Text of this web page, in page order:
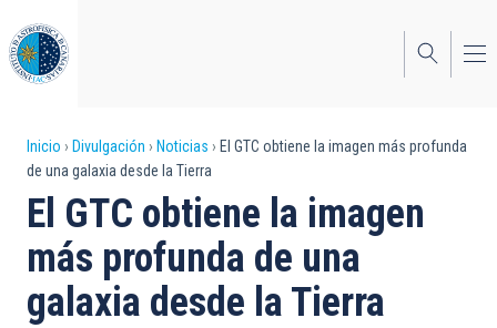
al
contenido
principal
Sobrescribir
enlaces
de
ayuda
a
Inicio Divulgación Noticias
El GTC obtiene la imagen más profunda
de una galaxia desde la Tierra
El GTC obtiene la imagen
más profunda de una
galaxia desde la Tierra